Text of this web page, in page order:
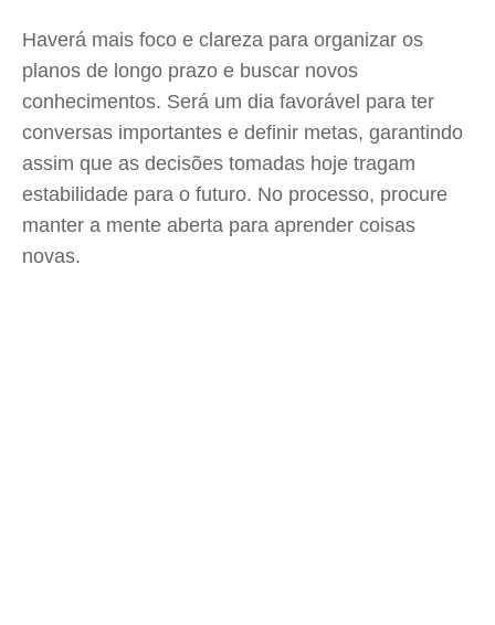
Haverá mais foco e clareza para organizar os
planos de longo prazo e buscar novos
conhecimentos. Será um dia favorável para ter
conversas importantes e definir metas, garantindo
assim que as decisões tomadas hoje tragam
estabilidade para o futuro. No processo, procure
manter a mente aberta para aprender coisas
novas.